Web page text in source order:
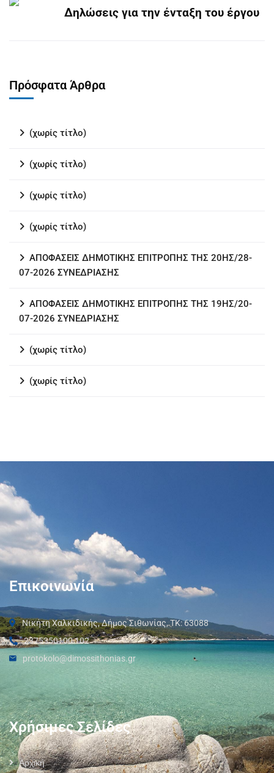
Δηλώσεις για την ένταξη του έργου
Πρόσφατα Άρθρα
(χωρίς τίτλο)
(χωρίς τίτλο)
(χωρίς τίτλο)
(χωρίς τίτλο)
ΑΠΟΦΑΣΕΙΣ ΔΗΜΟΤΙΚΗΣ ΕΠΙΤΡΟΠΗΣ ΤΗΣ 20ΗΣ/28-
07-2026 ΣΥΝΕΔΡΙΑΣΗΣ
ΑΠΟΦΑΣΕΙΣ ΔΗΜΟΤΙΚΗΣ ΕΠΙΤΡΟΠΗΣ ΤΗΣ 19ΗΣ/20-
07-2026 ΣΥΝΕΔΡΙΑΣΗΣ
(χωρίς τίτλο)
(χωρίς τίτλο)
Επικοινωνία
Νικήτη Χαλκιδικής, Δήμος Σιθωνίας, ΤΚ: 63088
2375350100 102
protokolo@dimossithonias.gr
Χρήσιμες Σελίδες
Αρχική